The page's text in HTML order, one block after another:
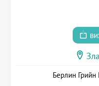
Берлин Грийн